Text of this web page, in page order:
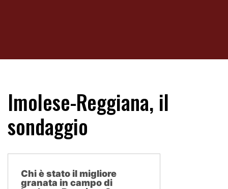
Imolese-Reggiana, il
sondaggio
Chi è stato il migliore
granata in campo di